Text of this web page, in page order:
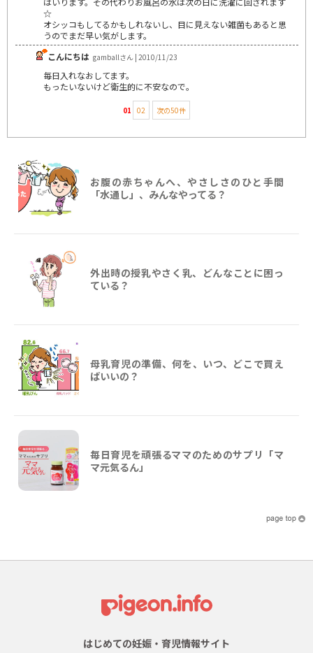
☆
オシッコもしてるかもしれないし、目に見えない雑菌もあると思
うのでまだ早い気がします。
こんにちは gamballさん | 2010/11/23
毎日入れなおしてます。
もったいないけど衛生的に不安なので。
01 02 次の50件
お腹の赤ちゃんへ、やさしさのひと手間
「水通し」、みんなやってる？
外出時の授乳やさく乳、どんなことに困っ
ている？
母乳育児の準備、何を、いつ、どこで買え
ばいいの？
毎日育児を頑張るママのためのサプリ「マ
マ元気るん」
はじめての妊娠・育児情報サイト